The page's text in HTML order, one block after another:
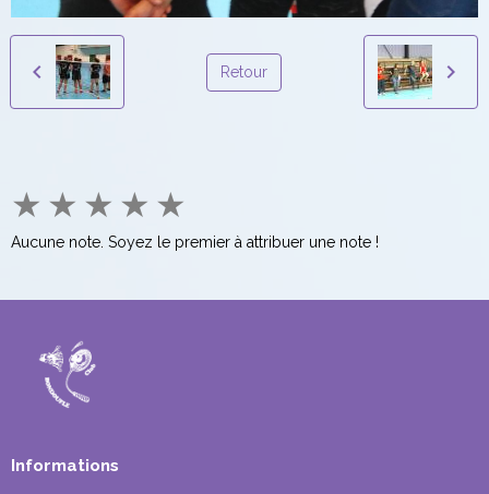
Retour
★ ★ ★ ★ ★
Aucune note. Soyez le premier à attribuer une note !
Informations